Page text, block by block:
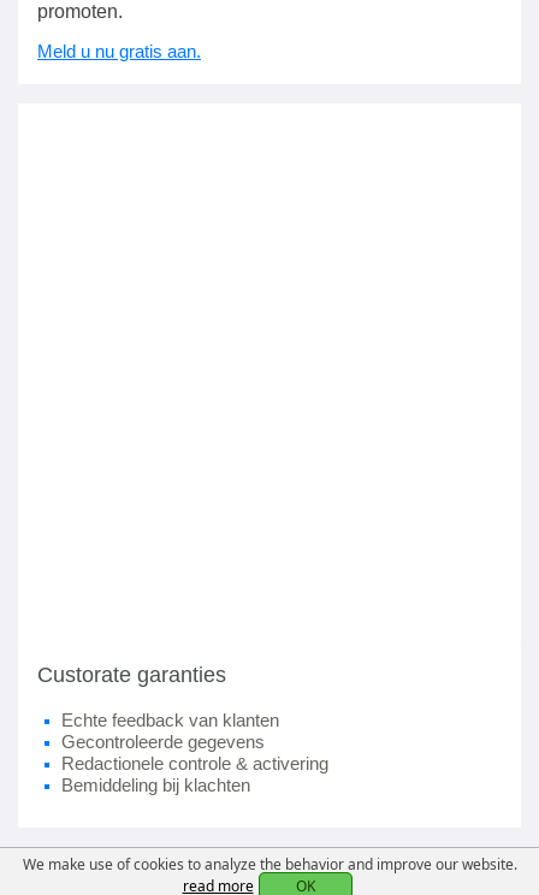
promoten.
Meld u nu gratis aan.
Custorate garanties
Echte feedback van klanten
Gecontroleerde gegevens
Redactionele controle & activering
Bemiddeling bij klachten
We make use of cookies to analyze the behavior and improve our website.
read more
OK